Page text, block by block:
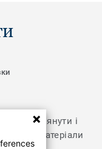
переглянути і
та інші матеріали